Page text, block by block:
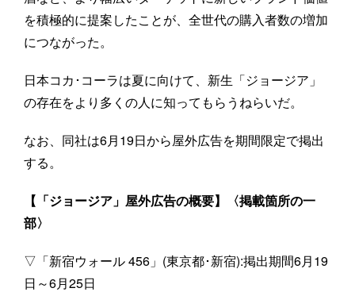
を積極的に提案したことが、全世代の購入者数の増加
につながった。
日本コカ･コーラは夏に向けて、新生「ジョージア」
の存在をより多くの人に知ってもらうねらいだ。
なお、同社は6月19日から屋外広告を期間限定で掲出
する。
【「ジョージア」屋外広告の概要】〈掲載箇所の一
部〉
▽「新宿ウォール 456」(東京都･新宿):掲出期間6月19
日～6月25日